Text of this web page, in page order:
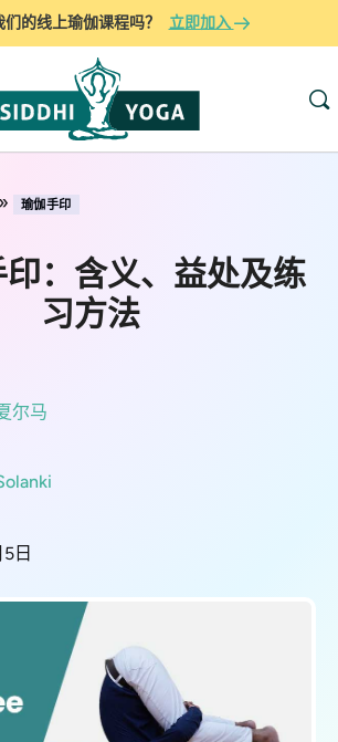
的线上瑜伽课程吗？ 立即加入
» 瑜伽手印
：含义、益处及练
习方法
尔马
日